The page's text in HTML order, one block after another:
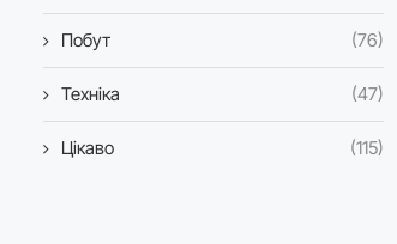
Побут (76)
Техніка (47)
Цікаво (115)